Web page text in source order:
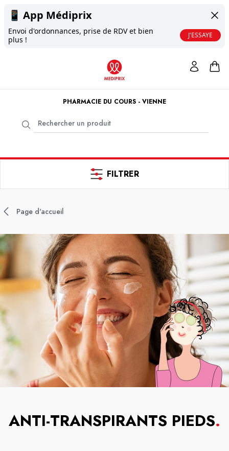
📱 App Médiprix
Envoi d'ordonnances, prise de RDV et bien
plus !
J'ESSAYE
PHARMACIE DU COURS - VIENNE
FILTRER
Page d'accueil
ANTI-TRANSPIRANTS PIEDS.